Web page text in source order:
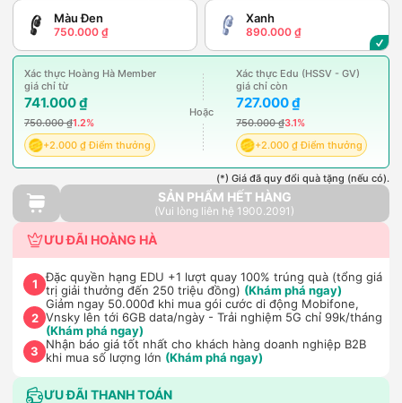
Màu Đen
750.000 ₫
Xanh
890.000 ₫
Xác thực Hoàng Hà Member
giá chỉ từ
741.000 ₫
750.000 ₫1.2%
+2.000 ₫ Điểm thưởng
Hoặc
Xác thực Edu (HSSV - GV)
giá chỉ còn
727.000 ₫
750.000 ₫3.1%
+2.000 ₫ Điểm thưởng
(*) Giá đã quy đổi quà tặng (nếu có).
SẢN PHẨM HẾT HÀNG
(Vui lòng liên hệ 1900.2091)
ƯU ĐÃI HOÀNG HÀ
1
Đặc quyền hạng EDU +1 lượt quay 100% trúng quà (tổng giá
trị giải thưởng đến 250 triệu đồng) (Khám phá ngay)
2
Giảm ngay 50.000đ khi mua gói cước di động Mobifone,
Vnsky lên tới 6GB data/ngày - Trải nghiệm 5G chỉ 99k/tháng
(Khám phá ngay)
3
Nhận báo giá tốt nhất cho khách hàng doanh nghiệp B2B
khi mua số lượng lớn (Khám phá ngay)
ƯU ĐÃI THANH TOÁN